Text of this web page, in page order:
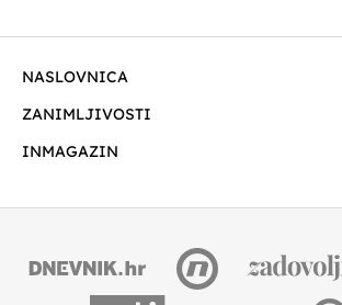
NASLOVNICA
ZANIMLJIVOSTI
INMAGAZIN